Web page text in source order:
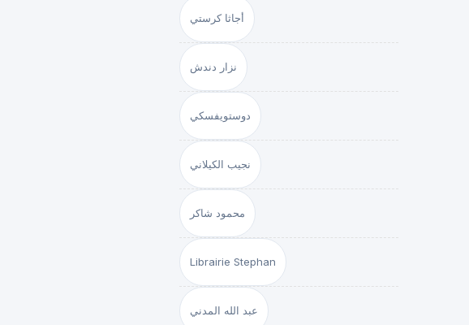
أجاثا كرستي
نزار دندش
دوستويفسكي
نجيب الكيلاني
محمود شاكر
Librairie Stephan
عبد الله المدني